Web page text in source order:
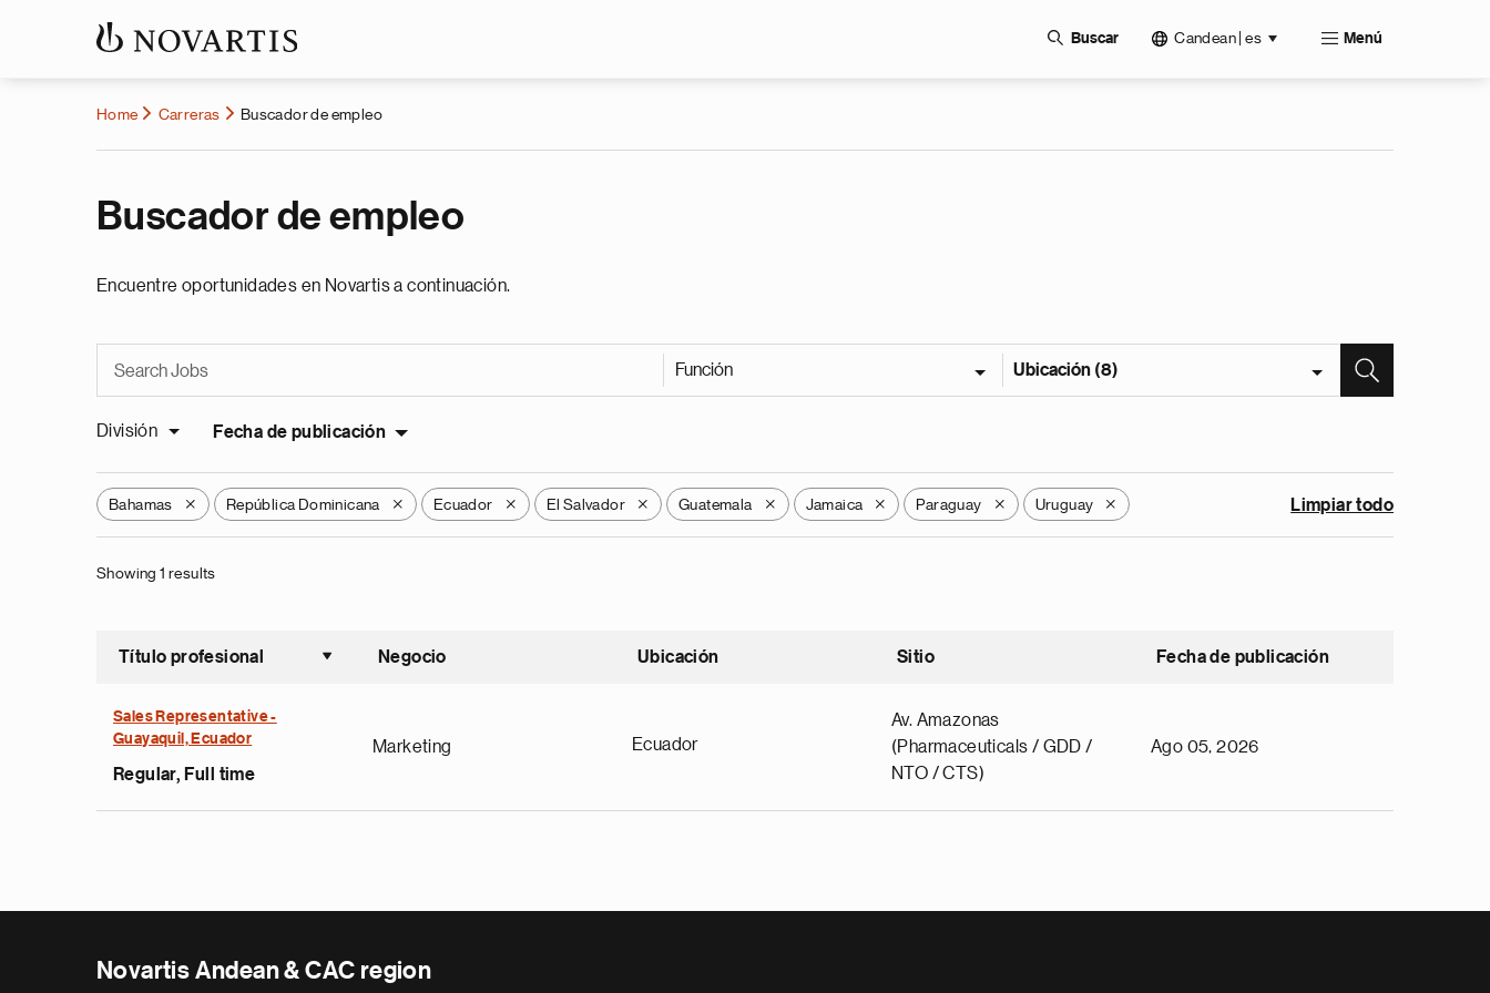
Buscar Candean | es Menú
Home Carreras Buscador de empleo
Buscador de empleo
Encuentre oportunidades en Novartis a continuación.
Función Ubicación (8)
División Fecha de publicación
Bahamas X República Dominicana X Ecuador X El Salvador X Guatemala X Jamaica X Paraguay X Uruguay X Limpiar todo
Showing 1 results
Título profesional
Ordenar ascendente
Negocio Ubicación Sitio Fecha de publicación
Sales Representative -
Guayaquil, Ecuador
Regular, Full time
Marketing Ecuador
Av. Amazonas
(Pharmaceuticals / GDD /
NTO / CTS)
Ago 05, 2026
Novartis Andean & CAC region